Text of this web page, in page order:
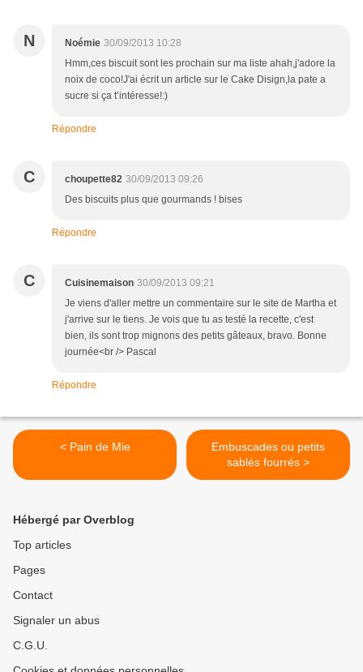
N Noémie 30/09/2013 10:28
Hmm,ces biscuit sont les prochain sur ma liste ahah,j'adore la
noix de coco!J'ai écrit un article sur le Cake Disign,la pate a
sucre si ça t’intéresse!:)
Répondre
C choupette82 30/09/2013 09:26
Des biscuits plus que gourmands ! bises
Répondre
C Cuisinemaison 30/09/2013 09:21
Je viens d'aller mettre un commentaire sur le site de Martha et
j'arrive sur le tiens. Je vois que tu as testé la recette, c'est
bien, ils sont trop mignons des petits gâteaux, bravo. Bonne
journée<br /> Pascal
Répondre
< Pain de Mie
Embuscades ou petits
sablés fourrés >
Hébergé par Overblog
Top articles
Pages
Contact
Signaler un abus
C.G.U.